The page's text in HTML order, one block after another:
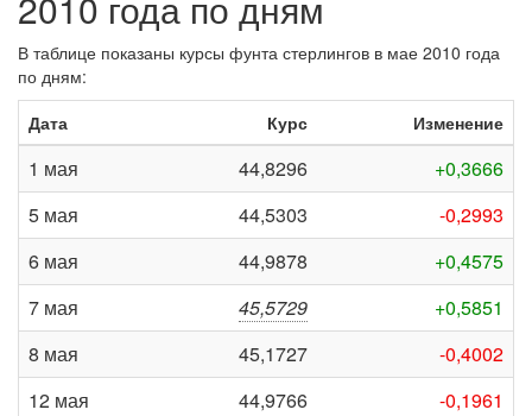
В таблице показаны курсы фунта стерлингов в мае 2010 года
по дням:
Дата
Курс Изменение
1 мая 44,8296
+0,3666
5 мая
44,5303
-0,2993
6 мая
44,9878
+0,4575
7 мая
45,5729
+0,5851
8 мая
45,1727
-0,4002
12 мая
44,9766
-0,1961